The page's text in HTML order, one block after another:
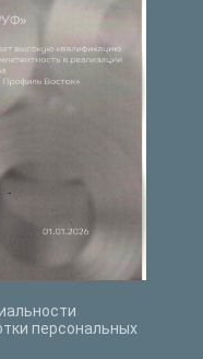
персональных